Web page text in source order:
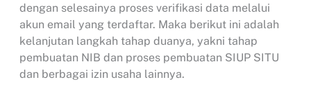
dengan selesainya proses verifikasi data melalui
akun email yang terdaftar. Maka berikut ini adalah
kelanjutan langkah tahap duanya, yakni tahap
pembuatan NIB dan proses pembuatan SIUP SITU
dan berbagai izin usaha lainnya.